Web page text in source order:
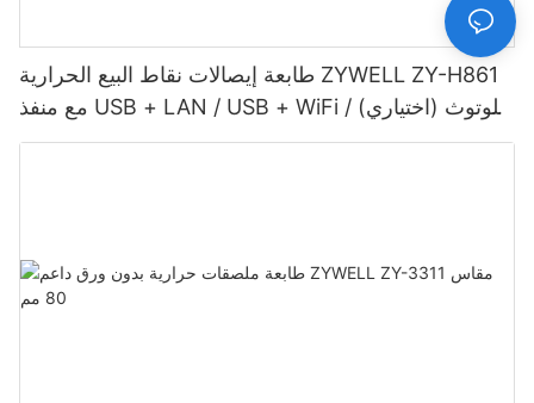
طابعة إيصالات نقاط البيع الحرارية ZYWELL ZY-H861
مع منفذ USB + LAN / USB + WiFi / بلوتوث (اختياري)
- أسود